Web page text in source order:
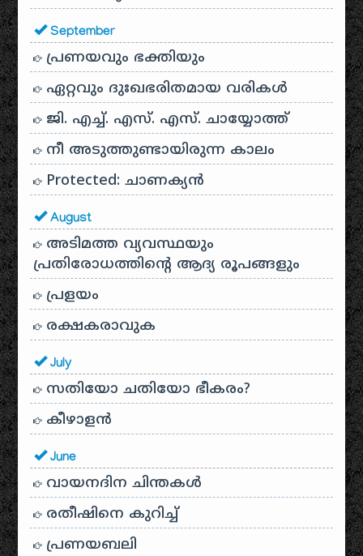
September
പ്രണയവും ഭക്തിയും
ഏറ്റവും ദുഃഖഭരിതമായ വരികൾ
ജി. എച്ച്. എസ്. എസ്. ചായ്യോത്ത്
നീ അടുത്തുണ്ടായിരുന്ന കാലം
Protected: ചാണക്യന്‍
August
അടിമത്ത വ്യവസ്ഥയും
പ്രതിരോധത്തിന്റെ ആദ്യ രൂപങ്ങളും
പ്രളയം
രക്ഷകരാവുക
July
സതിയോ ചതിയോ ഭീകരം?
കീഴാളന്‍
June
വായനദിന ചിന്തകൾ
രതീഷിനെ കുറിച്ച്
പ്രണയബലി